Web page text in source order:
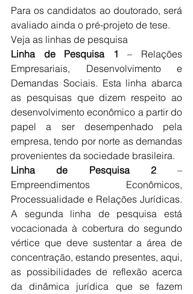
Para os candidatos ao doutorado, será
avaliado ainda o pré-projeto de tese.
Veja as linhas de pesquisa
Linha de Pesquisa 1 – Relações
Empresariais, Desenvolvimento e
Demandas Sociais. Esta linha abarca
as pesquisas que dizem respeito ao
desenvolvimento econômico a partir do
papel a ser desempenhado pela
empresa, tendo por norte as demandas
provenientes da sociedade brasileira.
Linha de Pesquisa 2 –
Empreendimentos Econômicos,
Processualidade e Relações Jurídicas.
A segunda linha de pesquisa está
vocacionada à cobertura do segundo
vértice que deve sustentar a área de
concentração, estando presentes, aqui,
as possibilidades de reflexão acerca
da dinâmica jurídica que se fazem